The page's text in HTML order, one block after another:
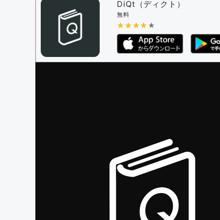
審査に対する投票権限を持つユーザー -
決定に必要な投票数 -
編集ガイドライン
DiQt（ディクト）
無料
★★★★★
★★★★★